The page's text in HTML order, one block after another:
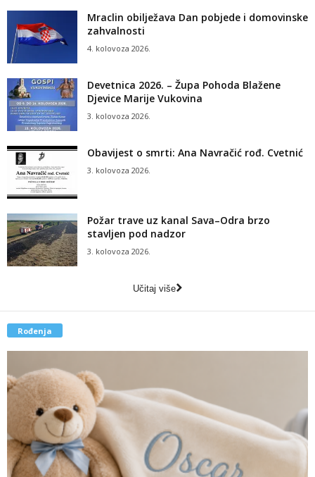
Mraclin obilježava Dan pobjede i domovinske
zahvalnosti
4. kolovoza 2026.
Devetnica 2026. – Župa Pohoda Blažene
Djevice Marije Vukovina
3. kolovoza 2026.
Obavijest o smrti: Ana Navračić rođ. Cvetnić
3. kolovoza 2026.
Požar trave uz kanal Sava–Odra brzo
stavljen pod nadzor
3. kolovoza 2026.
Učitaj više
Rođenja